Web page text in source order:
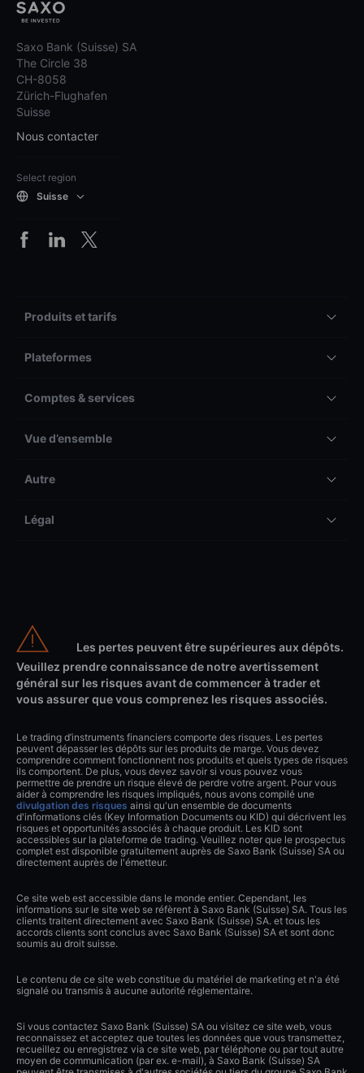
Saxo Bank (Suisse) SA
The Circle 38
CH-8058
Zürich-Flughafen
Suisse
Nous contacter
Select region
Suisse
Produits et tarifs
Plateformes
Comptes & services
Vue d’ensemble
Autre
Légal
Les pertes peuvent être supérieures aux dépôts.
Veuillez prendre connaissance de notre avertissement
général sur les risques avant de commencer à trader et
vous assurer que vous comprenez les risques associés.
Le trading d’instruments financiers comporte des risques. Les pertes
peuvent dépasser les dépôts sur les produits de marge. Vous devez
comprendre comment fonctionnent nos produits et quels types de risques
ils comportent. De plus, vous devez savoir si vous pouvez vous
permettre de prendre un risque élevé de perdre votre argent. Pour vous
aider à comprendre les risques impliqués, nous avons compilé une
divulgation des risques ainsi qu'un ensemble de documents
d'informations clés (Key Information Documents ou KID) qui décrivent les
risques et opportunités associés à chaque produit. Les KID sont
accessibles sur la plateforme de trading. Veuillez noter que le prospectus
complet est disponible gratuitement auprès de Saxo Bank (Suisse) SA ou
directement auprès de l'émetteur.
Ce site web est accessible dans le monde entier. Cependant, les
informations sur le site web se réfèrent à Saxo Bank (Suisse) SA. Tous les
clients traitent directement avec Saxo Bank (Suisse) SA. et tous les
accords clients sont conclus avec Saxo Bank (Suisse) SA et sont donc
soumis au droit suisse.
Le contenu de ce site web constitue du matériel de marketing et n'a été
signalé ou transmis à aucune autorité réglementaire.
Si vous contactez Saxo Bank (Suisse) SA ou visitez ce site web, vous
reconnaissez et acceptez que toutes les données que vous transmettez,
recueillez ou enregistrez via ce site web, par téléphone ou par tout autre
moyen de communication (par ex. e-mail), à Saxo Bank (Suisse) SA